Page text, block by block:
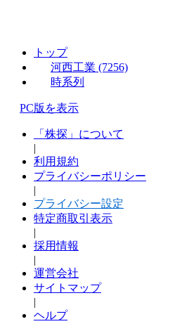
トップ
河西工業 (7256)
時系列
PC版を表示
「株探」について
|
利用規約
プライバシーポリシー
|
プライバシー設定
特定商取引表示
|
採用情報
|
運営会社
サイトマップ
|
ヘルプ